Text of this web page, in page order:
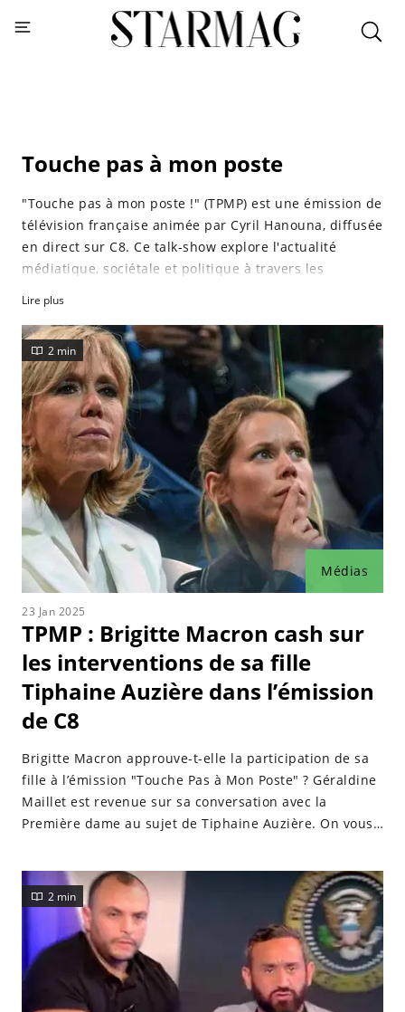
Touche pas à mon poste
"Touche pas à mon poste !" (TPMP) est une émission de
télévision française animée par Cyril Hanouna, diffusée
en direct sur C8. Ce talk-show explore l'actualité
médiatique, sociétale et politique à travers les
des séquences de divertissement. Lancée en avril 2010
sur France 4, l'émission a été transférée sur C8 en
octobre 2012 et est diffusée quotidiennement en
avant-soirée.
Lire plus
Médias
2 min
23 Jan 2025
TPMP : Brigitte Macron cash sur
les interventions de sa fille
Tiphaine Auzière dans l’émission
de C8
Brigitte Macron approuve-t-elle la participation de sa
fille à l’émission "Touche Pas à Mon Poste" ? Géraldine
Maillet est revenue sur sa conversation avec la
Première dame au sujet de Tiphaine Auzière. On vous
2 min